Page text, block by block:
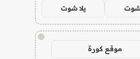
شوت يلا شوت
!
موقع كورة